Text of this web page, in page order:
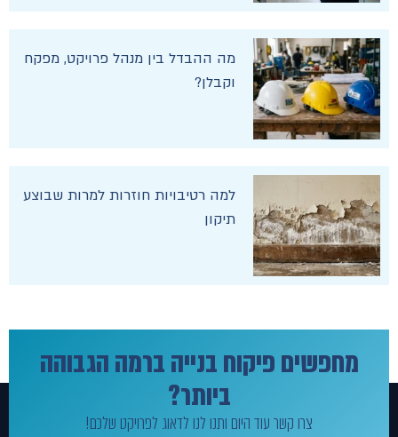
מה ההבדל בין מנהל פרויקט, מפקח
וקבלן?
למה רטיבויות חוזרות למרות שבוצע
תיקון
מחפשים פיקוח בנייה ברמה הגבוהה
ביותר?
צרו קשר עוד היום ותנו לנו לדאוג לפרויקט שלכם!